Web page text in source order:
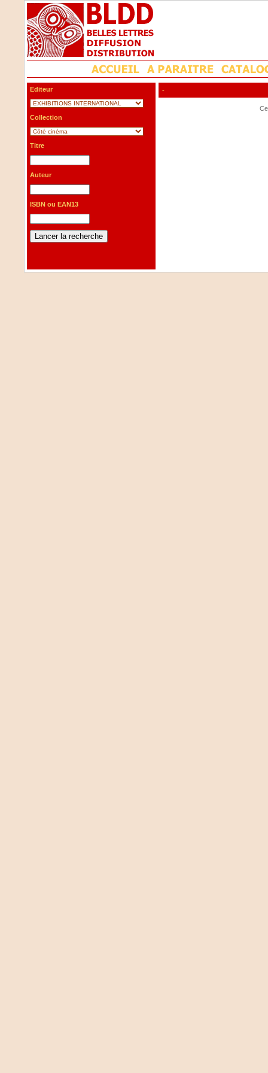
Editeur
Collection
Titre
Auteur
ISBN ou EAN13
-